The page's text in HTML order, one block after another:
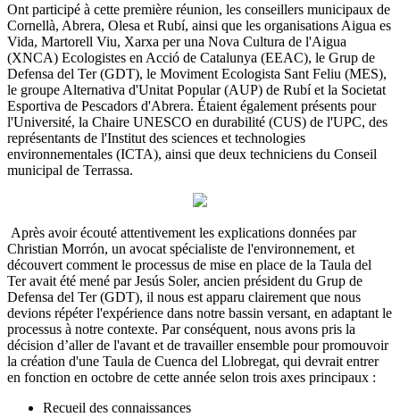
Ont participé à cette première réunion, les conseillers municipaux de
Cornellà, Abrera, Olesa et Rubí, ainsi que les organisations Aigua es
Vida, Martorell Viu, Xarxa per una Nova Cultura de l'Aigua
(XNCA) Ecologistes en Acció de Catalunya (EEAC), le Grup de
Defensa del Ter (GDT), le Moviment Ecologista Sant Feliu (MES),
le groupe Alternativa d'Unitat Popular (AUP) de Rubí et la Societat
Esportiva de Pescadors d'Abrera. Étaient également présents pour
l'Université, la Chaire UNESCO en durabilité (CUS) de l'UPC, des
représentants de l'Institut des sciences et technologies
environnementales (ICTA), ainsi que deux techniciens du Conseil
municipal de Terrassa.
Après avoir écouté attentivement les explications données par
Christian Morrón, un avocat spécialiste de l'environnement, et
découvert comment le processus de mise en place de la Taula del
Ter avait été mené par Jesús Soler, ancien président du Grup de
Defensa del Ter (GDT), il nous est apparu clairement que nous
devions répéter l'expérience dans notre bassin versant, en adaptant le
processus à notre contexte. Par conséquent, nous avons pris la
décision d’aller de l'avant et de travailler ensemble pour promouvoir
la création d'une Taula de Cuenca del Llobregat, qui devrait entrer
en fonction en octobre de cette année selon trois axes principaux :
Recueil des connaissances